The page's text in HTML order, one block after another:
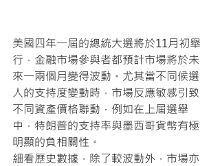
美國四年一屆的總統大選將於11月初舉
行，金融市場參與者都預計市場將於未
來一兩個月變得波動。尤其當不同候選
人的支持度變動時，市場反應敏感引致
不同資產價格聯動，例如在上屆選舉
中，特朗普的支持率與墨西哥貨幣有極
明顯的負相關性。
細看歷史數據，除了較波動外，市場亦